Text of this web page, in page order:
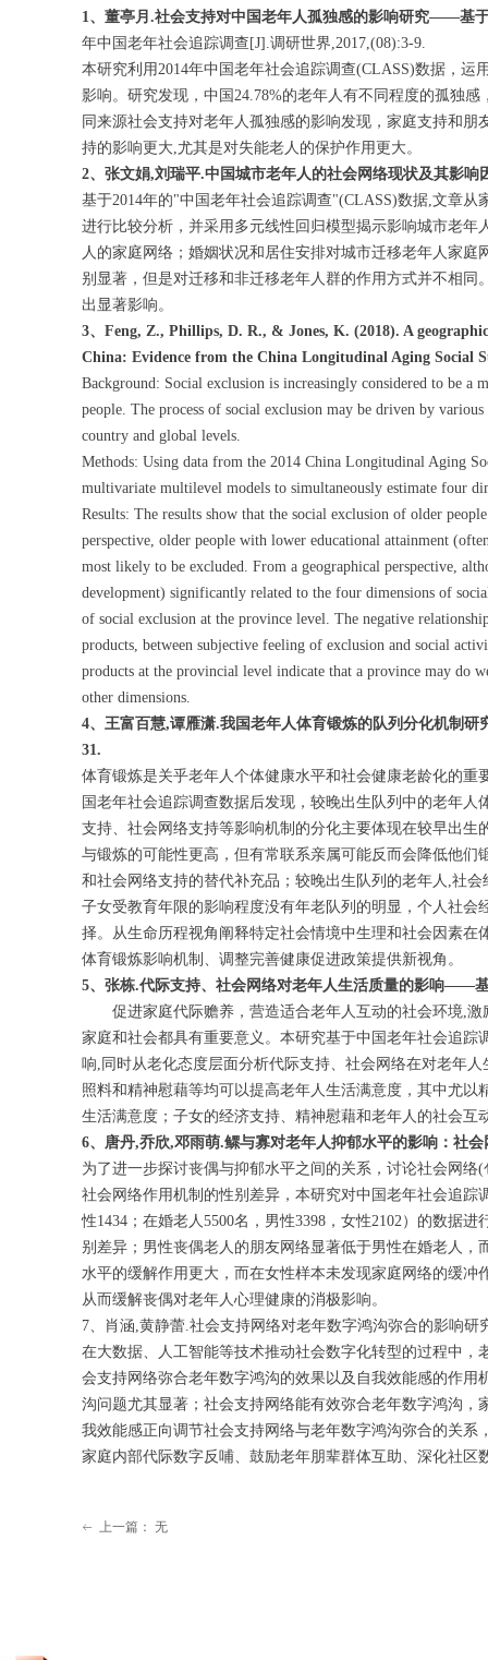
1、董亭月.社会支持对中国老年人孤独感的影响研究——基
年中国老年社会追踪调查[J].调研世界,2017,(08):3-9.
本研究利用2014年中国老年社会追踪调查(CLASS)数据，
影响。研究发现，中国24.78%的老年人有不同程度的孤独
同来源社会支持对老年人孤独感的影响发现，家庭支持和
持的影响更大,尤其是对失能老人的保护作用更大。
2、张文娟,刘瑞平.中国城市老年人的社会网络现状及其影
基于2014年的"中国老年社会追踪调查"(CLASS)数据,文章
进行比较分析，并采用多元线性回归模型揭示影响城市老
人的家庭网络；婚姻状况和居住安排对城市迁移老年人家
别显著，但是对迁移和非迁移老年人群的作用方式并不相
出显著影响。
3、Feng, Z., Phillips, D. R., & Jones, K. (2018). A
China: Evidence from the China Longitudinal Aging Social
Background: Social exclusion is increasingly considered to be a
people. The process of social exclusion may be driven by
country and global levels.
Methods: Using data from the 2014 China Longitudinal Aging
multivariate multilevel models to simultaneously estimate four
Results: The results show that the social exclusion of older
perspective, older people with lower educational attainment
most likely to be excluded. From a geographical perspective,
development) significantly related to the four dimensions of
of social exclusion at the province level. The negative
products, between subjective feeling of exclusion and social
products at the provincial level indicate that a province may do
other dimensions.
4、王富百慧,谭雁潇.我国老年人体育锻炼的队列分化机制
31.
体育锻炼是关乎老年人个体健康水平和社会健康老龄化的
国老年社会追踪调查数据后发现，较晚出生队列中的老年
支持、社会网络支持等影响机制的分化主要体现在较早出
与锻炼的可能性更高，但有常联系亲属可能反而会降低他
和社会网络支持的替代补充品；较晚出生队列的老年人,社
子女受教育年限的影响程度没有年老队列的明显，个人社
择。从生命历程视角阐释特定社会情境中生理和社会因素
体育锻炼影响机制、调整完善健康促进政策提供新视角。
5、张栋.代际支持、社会网络对老年人生活质量的影响——
促进家庭代际赡养，营造适合老年人互动的社会环境,激
家庭和社会都具有重要意义。本研究基于中国老年社会追
响,同时从老化态度层面分析代际支持、社会网络在对老年
照料和精神慰藉等均可以提高老年人生活满意度，其中尤
生活满意度；子女的经济支持、精神慰藉和老年人的社会
6、唐丹,乔欣,邓雨萌.鳏与寡对老年人抑郁水平的影响：社
为了进一步探讨丧偶与抑郁水平之间的关系，讨论社会网
社会网络作用机制的性别差异，本研究对中国老年社会追踪
性1434；在婚老人5500名，男性3398，女性2102）的数据
别差异；男性丧偶老人的朋友网络显著低于男性在婚老人
水平的缓解作用更大，而在女性样本未发现家庭网络的缓
从而缓解丧偶对老年人心理健康的消极影响。
7、肖涵,黄静蕾.社会支持网络对老年数字鸿沟弥合的影响研
在大数据、人工智能等技术推动社会数字化转型的过程中
会支持网络弥合老年数字鸿沟的效果以及自我效能感的作
沟问题尤其显著；社会支持网络能有效弥合老年数字鸿沟
我效能感正向调节社会支持网络与老年数字鸿沟弥合的关
家庭内部代际数字反哺、鼓励老年朋辈群体互助、深化社区
ꂃ 上一篇： 无